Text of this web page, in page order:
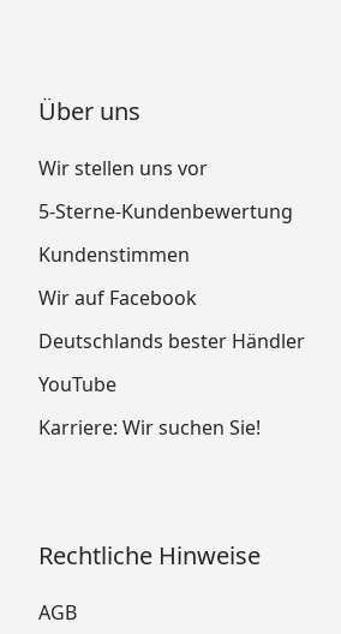
Über uns
Wir stellen uns vor
5-Sterne-Kundenbewertung
Kundenstimmen
Wir auf Facebook
Deutschlands bester Händler
YouTube
Karriere: Wir suchen Sie!
Rechtliche Hinweise
AGB